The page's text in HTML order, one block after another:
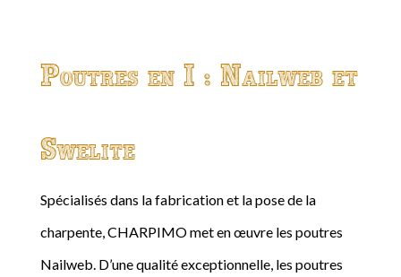
Poutres en I : Nailweb et
Swelite
Spécialisés dans la fabrication et la pose de la
charpente, CHARPIMO met en œuvre les poutres
Nailweb. D’une qualité exceptionnelle, les poutres